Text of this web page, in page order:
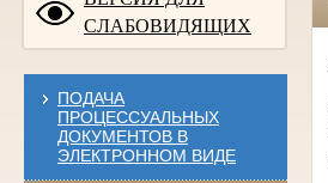
СЛАБОВИДЯЩИХ
ПОДАЧА
ПРОЦЕССУАЛЬНЫХ
ДОКУМЕНТОВ В
ЭЛЕКТРОННОМ ВИДЕ